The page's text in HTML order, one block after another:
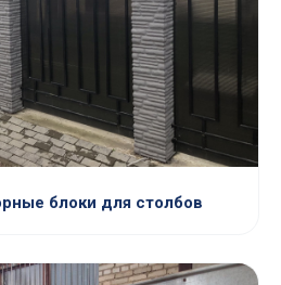
блоки для столбов